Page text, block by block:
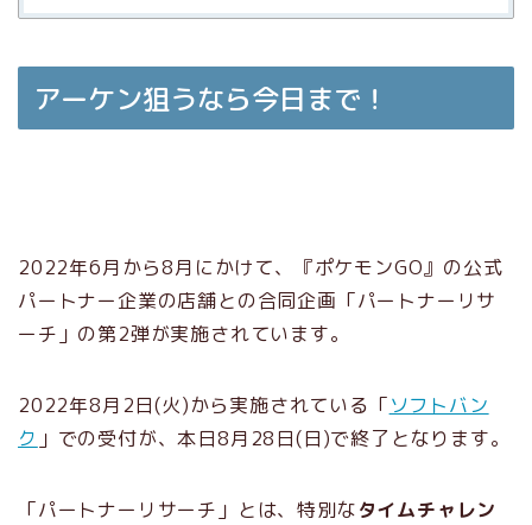
アーケン狙うなら今日まで！
2022年6月から8月にかけて、『ポケモンGO』の公式
パートナー企業の店舗との合同企画「パートナーリサ
ーチ」の第2弾が実施されています。
2022年8月2日(火)から実施されている「ソフトバン
ク 」での受付が、本日8月28日(日)で終了となります。
「パートナーリサーチ」とは、特別なタイムチャレン